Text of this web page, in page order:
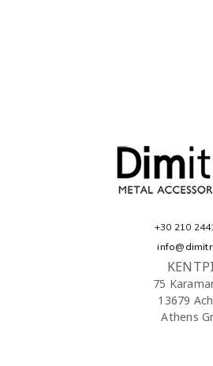
+30 210
75
13679
Athens